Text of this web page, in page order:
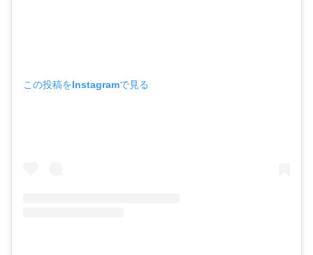
この投稿をInstagramで見る